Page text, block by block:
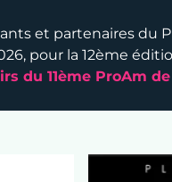
et partenaires du
pour la 12ème
du 11ème ProAm